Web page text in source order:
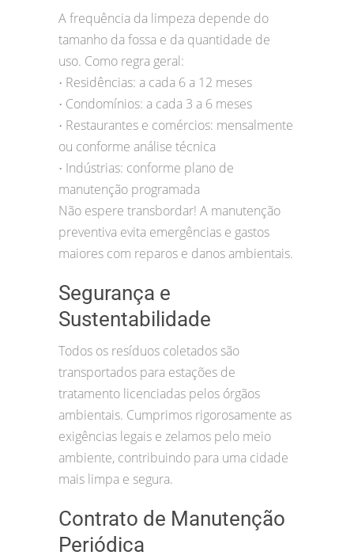
A frequência da limpeza depende do
tamanho da fossa e da quantidade de
uso. Como regra geral:
• Residências: a cada 6 a 12 meses
• Condomínios: a cada 3 a 6 meses
• Restaurantes e comércios: mensalmente
ou conforme análise técnica
• Indústrias: conforme plano de
manutenção programada
Não espere transbordar! A manutenção
preventiva evita emergências e gastos
maiores com reparos e danos ambientais.
Segurança e
Sustentabilidade
Todos os resíduos coletados são
transportados para estações de
tratamento licenciadas pelos órgãos
ambientais. Cumprimos rigorosamente as
exigências legais e zelamos pelo meio
ambiente, contribuindo para uma cidade
mais limpa e segura.
Contrato de Manutenção
Periódica